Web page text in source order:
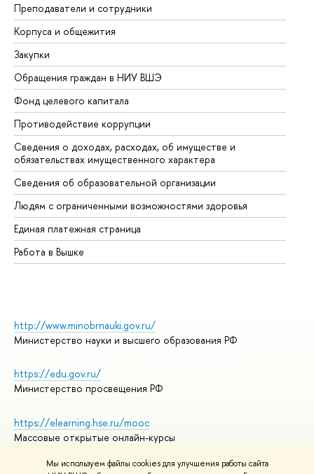
Мы используем файлы cookies для улучшения работы сайта
Преподаватели и сотрудники
Корпуса и общежития
Закупки
Обращения граждан в НИУ ВШЭ
Фонд целевого капитала
Противодействие коррупции
Сведения о доходах, расходах, об имуществе и
обязательствах имущественного характера
Сведения об образовательной организации
Людям с ограниченными возможностями здоровья
Единая платежная страница
Работа в Вышке
http://www.minobrnauki.gov.ru/
Министерство науки и высшего образования РФ
https://edu.gov.ru/
Министерство просвещения РФ
https://elearning.hse.ru/mooc
Массовые открытые онлайн-курсы